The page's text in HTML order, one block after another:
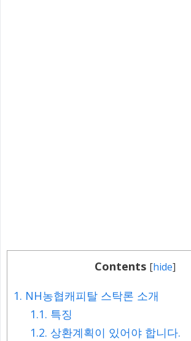
Contents [hide]
1. NH농협캐피탈 스탁론 소개
1.1. 특징
1.2. 상환계획이 있어야 합니다.